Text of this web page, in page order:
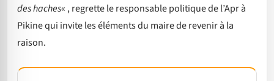
des haches« , regrette le responsable politique de l’Apr à
Pikine qui invite les éléments du maire de revenir à la
raison.